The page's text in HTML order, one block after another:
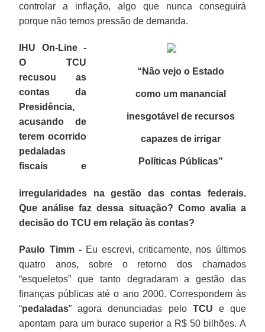
controlar a inflação, algo que nunca conseguirá
porque não temos pressão de demanda.
“Não vejo o Estado
como um manancial
inesgotável de recursos
capazes de irrigar
Políticas Públicas”
IHU On-Line -
O TCU
recusou as
contas da
Presidência,
acusando de
terem ocorrido
pedaladas
fiscais e
irregularidades na gestão das contas federais.
Que análise faz dessa situação? Como avalia a
decisão do TCU em relação às contas?
Paulo Timm -Eu escrevi, criticamente, nos últimos
quatro anos, sobre o retorno dos chamados
“esqueletos” que tanto degradaram a gestão das
finanças públicas até o ano 2000. Correspondem às
“pedaladas” agora denunciadas peloTCU e que
apontam para um buraco superior a R$ 50 bilhões. A